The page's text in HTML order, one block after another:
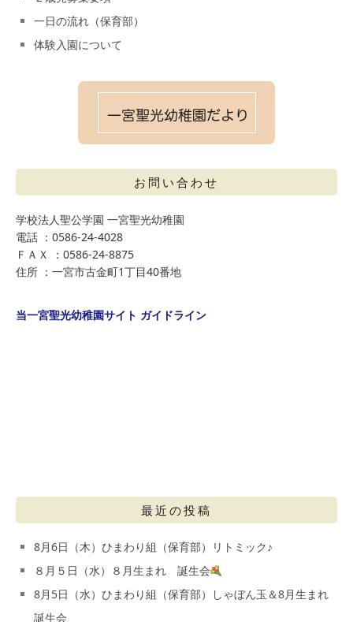
一日の流れ（保育部）
体験入園について
お問い合わせ
学校法人聖公学園 一宮聖光幼稚園
電話 ：0586-24-4028
ＦＡＸ ：0586-24-8875
住所 ：一宮市古金町1丁目40番地
当一宮聖光幼稚園サイト ガイドライン
最近の投稿
8月6日（木）ひまわり組（保育部）リトミック♪
８月５日（水）８月生まれ 誕生会
8月5日（水）ひまわり組（保育部）しゃぼん玉＆8月生まれ
誕生会